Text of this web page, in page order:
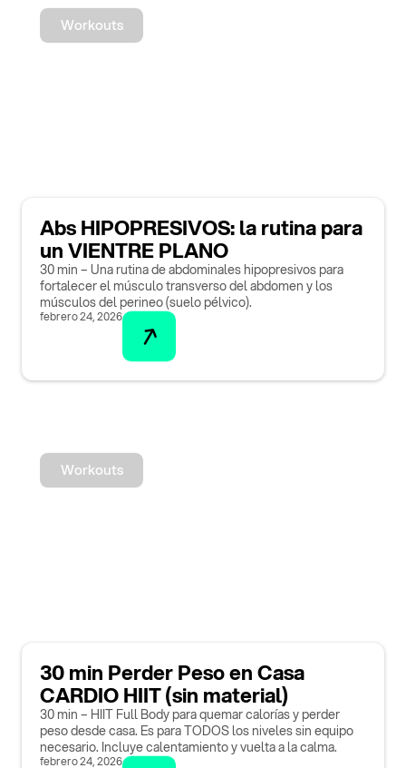
Workouts
Abs HIPOPRESIVOS: la rutina para
un VIENTRE PLANO
30 min – Una rutina de abdominales hipopresivos para
fortalecer el músculo transverso del abdomen y los
músculos del perineo (suelo pélvico).
febrero 24, 2026
Workouts
30 min Perder Peso en Casa
CARDIO HIIT (sin material)
30 min – HIIT Full Body para quemar calorías y perder
peso desde casa. Es para TODOS los niveles sin equipo
necesario. Incluye calentamiento y vuelta a la calma.
febrero 24, 2026